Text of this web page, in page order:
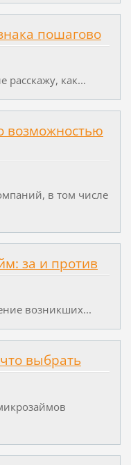
пошагово
расскажу, как...
возможностью
в том числе
за и против
возникших...
выбрать